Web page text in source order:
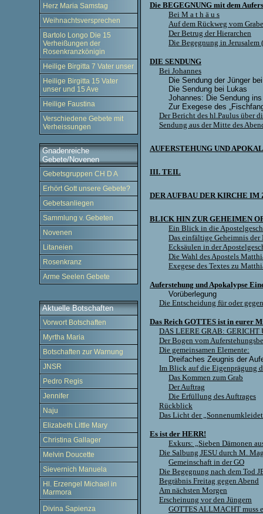
Herz Maria Samstag
Weihnachtsversprechen
Bartolo Longo Die 15
Verheißungen der
Rosenkranzkönigin
Heilige Birgitta 7 Vater unser
Heilige Birgitta 15 Vater
unser und 15 Ave
Heilige Faustina
Verschiedene Gebete mit
Verheissungen
Gnadenreiche
Gebete/Novenen
Gebetsgruppen CH D A
Erhört Gott unsere Gebete?
Gebetsanliegen
Sammlung v. Gebeten
Novenen
Litaneien
Rosenkranz
Arme Seelen Gebete
Aktuelle Botschaften
Vorwort Botschaften
Myrtha Maria
Botschaften zur Warnung
JNSR
Pedro Regis
Jennifer
Naju
Elizabeth Little Mary
Christina Gallager
Melvin Doucette
Sievernich Manuela
Hl. Erzengel Michael in
Marmora
Divina Sapienza
Die BEGEGNUNG mit dem
Bei M a t h ä u s
Auf dem Rückweg vom Grabe
Der Betrug der Hierarchen
Die Begegnung in Jerusalem
DIE SENDUNG
Bei Johannes
Die Sendung der Jünger
Die Sendung bei Lukas
Johannes: Die Sendung
Zur Exegese des
Der Bericht des hl.Paulus über
Sendung aus der Mitte des
AUFERSTEHUNG UND
III. TEIL
DER AUFBAU DER KIRCHE IM
BLICK HIN ZUR GEHEIMEN
Ein Blick in die
Das einfältige Geheimnis der
Ecksäulen in der
Die Wahl des Apostels
Exegese des Textes zu
Auferstehung und Apokalypse
Vorüberlegung
Die Entscheidung für oder
Das Reich GOTTES ist in eurer
DAS LEERE GRAB: GERICHT
Der Bogen vom
Die gemeinsamen Elemente:
Dreifaches Zeugnis der
Im Blick auf die Eigenprägung
Das Kommen zum Grab
Der Auftrag
Die Erfüllung des Auftrages
Rückblick
Das Licht der
Es ist der HERR!
Exkurs: „Sieben Dämonen
Die Salbung JESU durch M.
Gemeinschaft in der GO
Die Begegnung nach dem Tod
Begräbnis Freitag gegen Abend
Am nächsten Morgen
Erscheinung vor den Jüngern
GOTTES ALLMACHT muss